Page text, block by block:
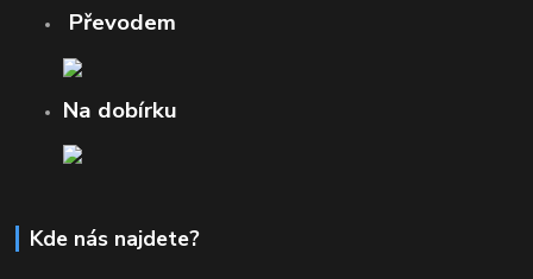
Převodem
Na dobírku
Kde nás najdete?